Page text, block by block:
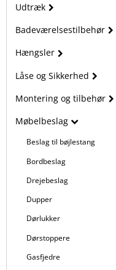
Udtræk
Badeværelsestilbehør
Hængsler
Låse og Sikkerhed
Montering og tilbehør
Møbelbeslag
Beslag til bøjlestang
Bordbeslag
Drejebeslag
Dupper
Dørlukker
Dørstoppere
Gasfjedre